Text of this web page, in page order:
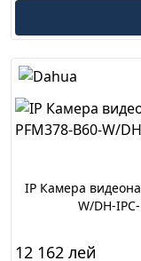
IP Камера
W/DH-
12 162 лей